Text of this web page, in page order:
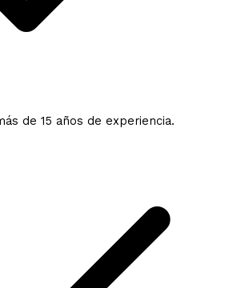
de 15 años de experiencia.